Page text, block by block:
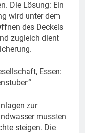
Die Lösung: Ein
wird unter dem
des Deckels
zugleich dient
Essen:
zur
mussten
steigen. Die